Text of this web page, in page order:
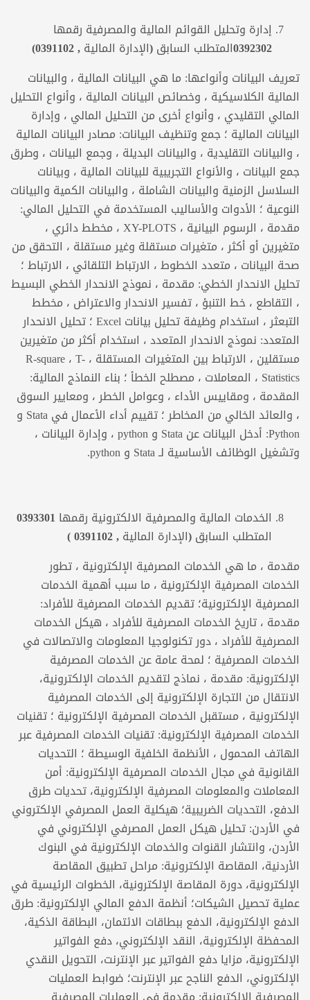
إدارة وتحليل القوائم المالية والمصرفية رقمها
0392302المتطلب السابق (الإدارة المالية , 0391102)
تعريف البيانات وأنواعها: ما هي البيانات المالية ، والبيانات
المالية الكلاسيكية ، وخصائص البيانات المالية ، وأنواع التحليل
المالي التقليدي ، وأنواع أخرى من التحليل المالي ، وإدارة
البيانات المالية ؛ جمع وتنظيف البيانات: مصادر البيانات المالية
، والبيانات التقليدية ، والبيانات البديلة ، وجمع البيانات ، وطرق
جمع البيانات ، والأنواع التجريبية للبيانات المالية ، وبيانات
السلاسل الزمنية والبيانات الشاملة ، والبيانات الكمية والبيانات
النوعية ؛ الأدوات والأساليب المستخدمة في التحليل المالي:
مقدمة ، الرسوم البيانية ، XY-PLOTS ، مخطط دائري ،
متغيرين أو أكثر ، متغيرات مستقلة وغير مستقلة ، التحقق من
صحة البيانات ، متعدد الخطوط ، الارتباط التلقائي ، الارتباط ؛
تحليل الانحدار الخطي: مقدمة ، نموذج الانحدار الخطي البسيط
، التقاطع ، خط التنبؤ ، تفسير الانحدار والاعتراض ، مخطط
التبعثر ، استخدام وظيفة تحليل بيانات Excel ؛ تحليل الانحدار
المتعدد: نموذج الانحدار المتعدد ، استخدام أكثر من متغيرين
مستقلين ، الارتباط بين المتغيرات المستقلة ، R-square ، T-
Statistics ، المعاملات ، مصطلح الخطأ ؛ بناء النماذج المالية:
المقدمة ، ومقاييس الأداء ، وعوامل الخطر ، ومعايير السوق
، والعائد الخالي من المخاطر ؛ تقييم أداء الأعمال في Stata و
Python: أدخل البيانات عن Stata و python ، وإدارة البيانات ،
وتشغيل الوظائف الأساسية لـ Stata و python.
الخدمات المالية والمصرفية
الالكترونية رقمها 0393301
المتطلب السابق (الإدارة المالية , 0391102 )
مقدمة ، ما هي الخدمات المصرفية الإلكترونية ، تطور
الخدمات المصرفية الإلكترونية ، ما سبب أهمية الخدمات
المصرفية الإلكترونية؛ تقديم الخدمات المصرفية للأفراد:
مقدمة ، تاريخ الخدمات المصرفية للأفراد ، هيكل الخدمات
المصرفية للأفراد ، دور تكنولوجيا المعلومات والاتصالات في
الخدمات المصرفية ؛ لمحة عامة عن الخدمات المصرفية
الإلكترونية: مقدمة ، نماذج لتقديم الخدمات الإلكترونية،
الانتقال من التجارة الإلكترونية إلى الخدمات المصرفية
الإلكترونية ، مستقبل الخدمات المصرفية الإلكترونية ؛ تقنيات
الخدمات المصرفية الإلكترونية: تقنيات الخدمات المصرفية عبر
الهاتف المحمول ، الأنظمة الخلفية الوسيطة ؛ التحديات
القانونية في مجال الخدمات المصرفية الإلكترونية: أمن
المعاملات والمعلومات المصرفية الإلكترونية، تحديات طرق
الدفع، التحديات الضريبية؛ هيكلية العمل المصرفي الإلكتروني
في الأردن: تحليل هيكل العمل المصرفي الإلكتروني في
الأردن، وانتشار القنوات والخدمات الإلكترونية في البنوك
الأردنية، المقاصة الإلكترونية: مراحل تطبيق المقاصة
الإلكترونية، دورة المقاصة الإلكترونية، الخطوات الرئيسية في
عملية تحصيل الشيكات؛ أنظمة الدفع المالي الإلكترونية: طرق
الدفع الإلكترونية، الدفع ببطاقات الائتمان، البطاقة الذكية،
المحفظة الإلكترونية، النقد الإلكتروني، دفع الفواتير
الإلكترونية، مزايا دفع الفواتير عبر الإنترنت، التحويل النقدي
الإلكتروني، الدفع الناجح عبر الإنترنت؛ ضوابط العمليات